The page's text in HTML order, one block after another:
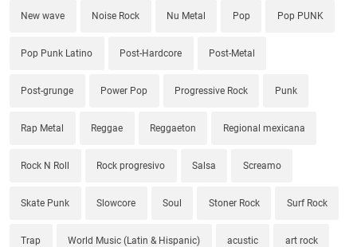
New wave Noise Rock Nu Metal Pop Pop PUNK
Pop Punk Latino Post-Hardcore Post-Metal
Post-grunge Power Pop Progressive Rock Punk
Rap Metal Reggae Reggaeton Regional mexicana
Rock N Roll Rock progresivo Salsa Screamo
Skate Punk Slowcore Soul Stoner Rock Surf Rock
Trap World Music (Latin & Hispanic) acustic art rock